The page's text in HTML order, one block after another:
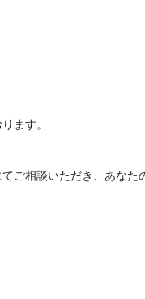
ます。
ご相談いただき、あなた